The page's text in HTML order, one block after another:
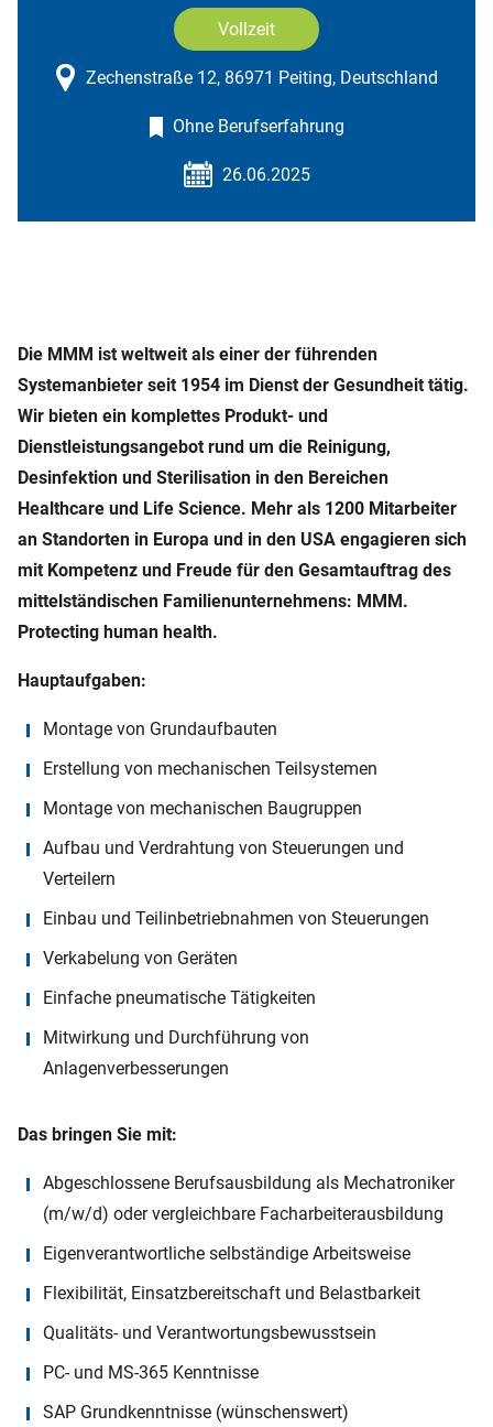
Vollzeit
Zechenstraße 12, 86971 Peiting, Deutschland
Ohne Berufserfahrung
26.06.2025
Die MMM ist weltweit als einer der führenden
Systemanbieter seit 1954 im Dienst der Gesundheit tätig.
Wir bieten ein komplettes Produkt- und
Dienstleistungsangebot rund um die Reinigung,
Desinfektion und Sterilisation in den Bereichen
Healthcare und Life Science. Mehr als 1200 Mitarbeiter
an Standorten in Europa und in den USA engagieren sich
mit Kompetenz und Freude für den Gesamtauftrag des
mittelständischen Familienunternehmens: MMM.
Protecting human health.
Hauptaufgaben:
Montage von Grundaufbauten
Erstellung von mechanischen Teilsystemen
Montage von mechanischen Baugruppen
Aufbau und Verdrahtung von Steuerungen und
Verteilern
Einbau und Teilinbetriebnahmen von Steuerungen
Verkabelung von Geräten
Einfache pneumatische Tätigkeiten
Mitwirkung und Durchführung von
Anlagenverbesserungen
Das bringen Sie mit:
Abgeschlossene Berufsausbildung als Mechatroniker
(m/w/d) oder vergleichbare Facharbeiterausbildung
Eigenverantwortliche selbständige Arbeitsweise
Flexibilität, Einsatzbereitschaft und Belastbarkeit
Qualitäts- und Verantwortungsbewusstsein
PC- und MS-365 Kenntnisse
SAP Grundkenntnisse (wünschenswert)